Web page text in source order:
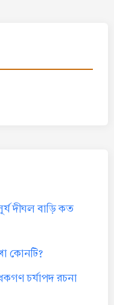
দীঘল বাড়ি কত
কোনটি?
চর্যাপদ রচনা